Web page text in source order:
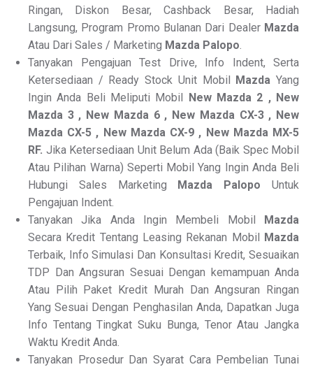
Ringan, Diskon Besar, Cashback Besar, Hadiah
Langsung, Program Promo Bulanan Dari Dealer Mazda
Atau Dari Sales / Marketing Mazda Palopo.
Tanyakan Pengajuan Test Drive, Info Indent, Serta
Ketersediaan / Ready Stock Unit Mobil Mazda Yang
Ingin Anda Beli Meliputi Mobil New Mazda 2 , New
Mazda 3 , New Mazda 6 , New Mazda CX-3 , New
Mazda CX-5 , New Mazda CX-9 , New Mazda MX-5
RF. Jika Ketersediaan Unit Belum Ada (Baik Spec Mobil
Atau Pilihan Warna) Seperti Mobil Yang Ingin Anda Beli
Hubungi Sales Marketing Mazda Palopo Untuk
Pengajuan Indent.
Tanyakan Jika Anda Ingin Membeli Mobil Mazda
Secara Kredit Tentang Leasing Rekanan Mobil Mazda
Terbaik, Info Simulasi Dan Konsultasi Kredit, Sesuaikan
TDP Dan Angsuran Sesuai Dengan kemampuan Anda
Atau Pilih Paket Kredit Murah Dan Angsuran Ringan
Yang Sesuai Dengan Penghasilan Anda, Dapatkan Juga
Info Tentang Tingkat Suku Bunga, Tenor Atau Jangka
Waktu Kredit Anda.
Tanyakan Prosedur Dan Syarat Cara Pembelian Tunai